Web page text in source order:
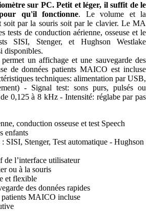
sur PC. Petit et léger, il suffit de le
qu'il fonctionne. Le volume et la
soit par la souris soit par le clavier. Le MA
tests de conduction aérienne, osseuse et le
SISI, Stenger, et Hughson Westlake
disponibles.
un affichage et une sauvegarde des
de données patients MAICO est incluse
techniques: alimentation par USB,
- Signal test: sons purs, pulsés ou
0,125 à 8 kHz - Intensité: réglabe par pas
conduction osseuse et test Speech
enfants
SISI, Stenger, Test automatique - Hughson
de l’interface utilisateur
ou à la souris
et flexible
des données rapides
patients MAICO incluse